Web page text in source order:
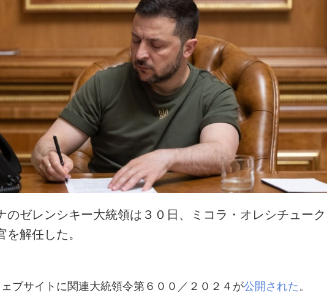
のゼレンシキー大統領は３０日、ミコラ・オレシチューク
を解任した。
ブサイトに関連大統領令第６００／２０２４が公開された 。